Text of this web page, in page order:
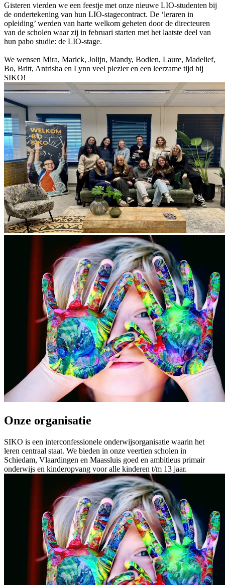
Gisteren vierden we een feestje met onze nieuwe LIO-studenten bij
de ondertekening van hun LIO-stagecontract. De ‘leraren in
opleiding’ werden van harte welkom geheten door de directeuren
van de scholen waar zij in februari starten met het laatste deel van
hun pabo studie: de LIO-stage.
We wensen Mira, Marick, Jolijn, Mandy, Bodien, Laure, Madelief,
Bo, Britt, Antrisha en Lynn veel plezier en een leerzame tijd bij
SIKO!
Onze organisatie
SIKO is een interconfessionele onderwijsorganisatie waarin het
leren centraal staat. We bieden in onze veertien scholen in
Schiedam, Vlaardingen en Maassluis goed en ambitieus primair
onderwijs en kinderopvang voor alle kinderen t/m 13 jaar.